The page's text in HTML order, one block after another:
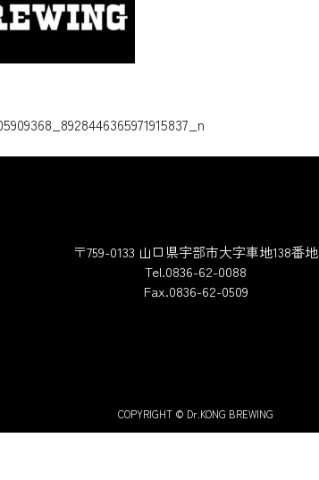
ション
〒759-0133 山口県宇部市大字車地138番地
Tel.0836-62-0088
Fax.0836-62-0509
COPYRIGHT © Dr.KONG BREWING